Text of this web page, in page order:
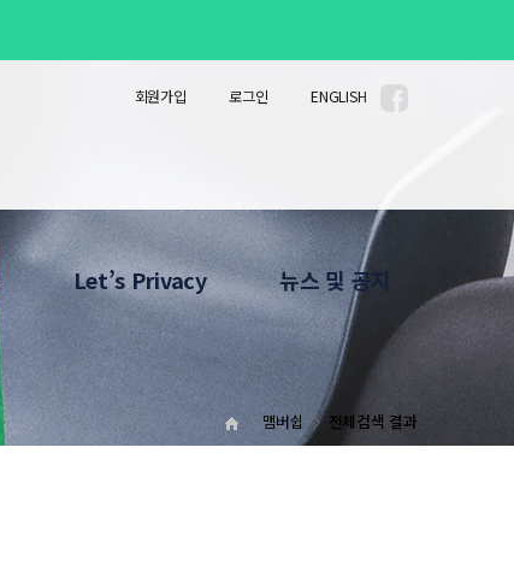
3일 동안 보지 않기
회원가입 로그인 ENGLISH
Let’s Privacy
Privacy Column
사진자료
HOT LINE
뉴스 및 공지
공지사항
Privacy News
News Letter
맴버쉽 전체검색 결과